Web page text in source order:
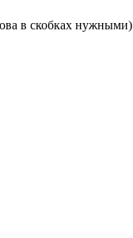
в скобках нужными)